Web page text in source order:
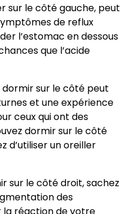
sur le côté gauche, peut
de reflux
l’estomac en dessous
que l’acide
sur le côté peut
et une expérience
ceux qui ont des
dormir sur le côté
d’utiliser un oreiller
sur le côté droit, sachez
des
la réaction de votre